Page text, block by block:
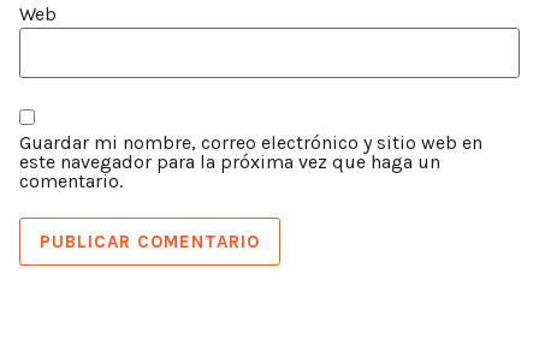
Web
Guardar mi nombre, correo electrónico y sitio web en
este navegador para la próxima vez que haga un
comentario.